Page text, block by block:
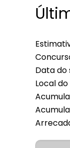
Data
Local